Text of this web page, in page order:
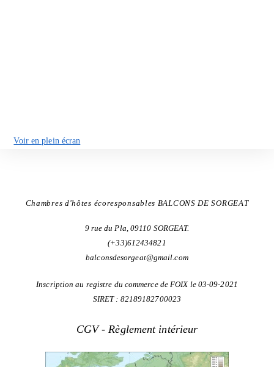
Voir en plein écran
Chambres d'hôtes écoresponsables BALCONS DE SORGEAT
9 rue du Pla, 09110 SORGEAT.
(+33)612434821
balconsdesorgeat@gmail.com
Inscription au registre du commerce de FOIX le 03-09-2021
SIRET : 82189182700023
CGV- Règlement intérieur